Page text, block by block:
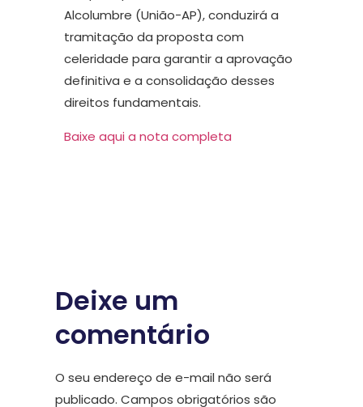
Alcolumbre (União-AP), conduzirá a
tramitação da proposta com
celeridade para garantir a aprovação
definitiva e a consolidação desses
direitos fundamentais.
Baixe aqui a nota completa
Deixe um
comentário
O seu endereço de e-mail não será
publicado. Campos obrigatórios são